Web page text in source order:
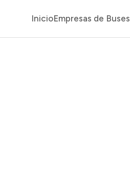
InicioEmpresas de Buses